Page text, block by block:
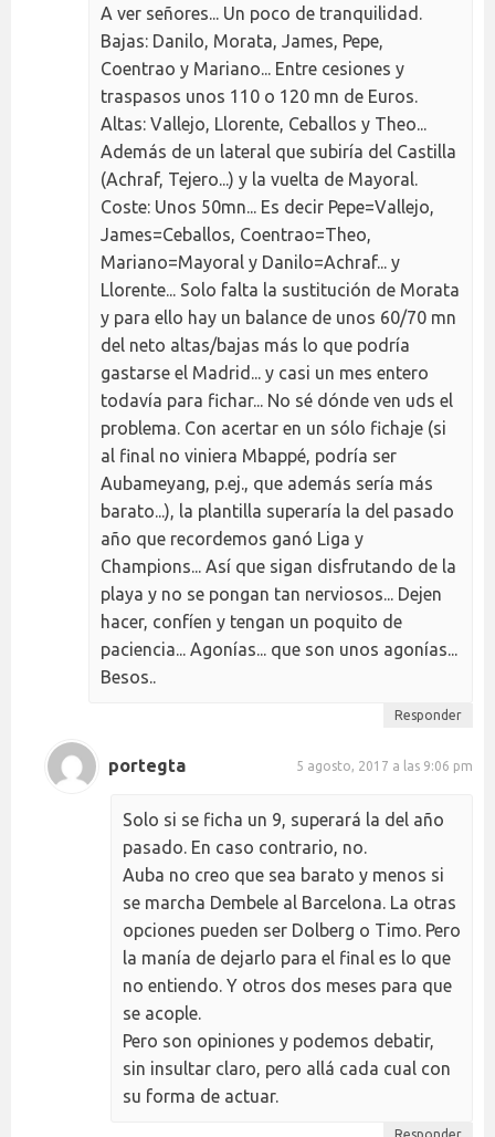
A ver señores... Un poco de tranquilidad.
Bajas: Danilo, Morata, James, Pepe,
Coentrao y Mariano... Entre cesiones y
traspasos unos 110 o 120 mn de Euros.
Altas: Vallejo, Llorente, Ceballos y Theo...
Además de un lateral que subiría del Castilla
(Achraf, Tejero...) y la vuelta de Mayoral.
Coste: Unos 50mn... Es decir Pepe=Vallejo,
James=Ceballos, Coentrao=Theo,
Mariano=Mayoral y Danilo=Achraf... y
Llorente... Solo falta la sustitución de Morata
y para ello hay un balance de unos 60/70 mn
del neto altas/bajas más lo que podría
gastarse el Madrid... y casi un mes entero
todavía para fichar... No sé dónde ven uds el
problema. Con acertar en un sólo fichaje (si
al final no viniera Mbappé, podría ser
Aubameyang, p.ej., que además sería más
barato...), la plantilla superaría la del pasado
año que recordemos ganó Liga y
Champions... Así que sigan disfrutando de la
playa y no se pongan tan nerviosos... Dejen
hacer, confíen y tengan un poquito de
paciencia... Agonías... que son unos agonías...
Besos..
Responder
portegta 5 agosto, 2017 a las 9:06 pm
Solo si se ficha un 9, superará la del año
pasado. En caso contrario, no.
Auba no creo que sea barato y menos si
se marcha Dembele al Barcelona. La otras
opciones pueden ser Dolberg o Timo. Pero
la manía de dejarlo para el final es lo que
no entiendo. Y otros dos meses para que
se acople.
Pero son opiniones y podemos debatir,
sin insultar claro, pero allá cada cual con
su forma de actuar.
Responder